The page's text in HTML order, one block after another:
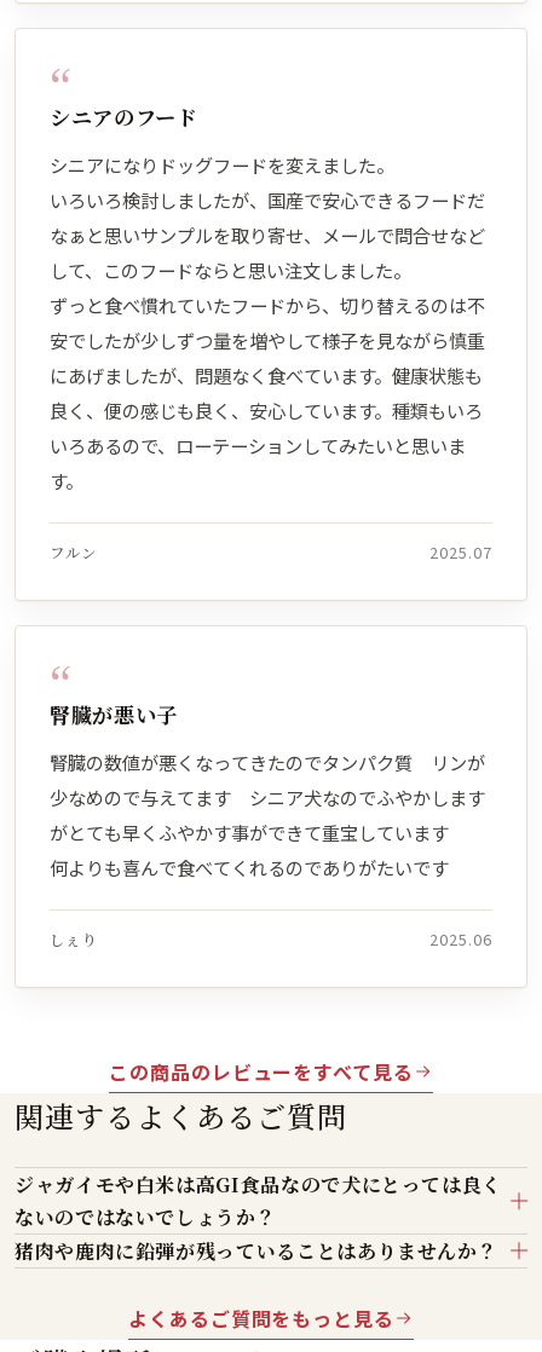
“
シニアのフード
シニアになりドッグフードを変えました。
いろいろ検討しましたが、国産で安心できるフードだ
なぁと思いサンプルを取り寄せ、メールで問合せなど
して、このフードならと思い注文しました。
ずっと食べ慣れていたフードから、切り替えるのは不
安でしたが少しずつ量を増やして様子を見ながら慎重
にあげましたが、問題なく食べています。健康状態も
良く、便の感じも良く、安心しています。種類もいろ
いろあるので、ローテーションしてみたいと思いま
す。
フルン 2025.07
“
腎臓が悪い子
腎臓の数値が悪くなってきたのでタンパク質 リンが
少なめので与えてます シニア犬なのでふやかします
がとても早くふやかす事ができて重宝しています
何よりも喜んで食べてくれるのでありがたいです
しぇり 2025.06
この商品のレビューをすべて見る
関連するよくあるご質問
ジャガイモや白米は高GI食品なので犬にとっては良く
ないのではないでしょうか？
猪肉や鹿肉に鉛弾が残っていることはありませんか？
よくあるご質問をもっと見る